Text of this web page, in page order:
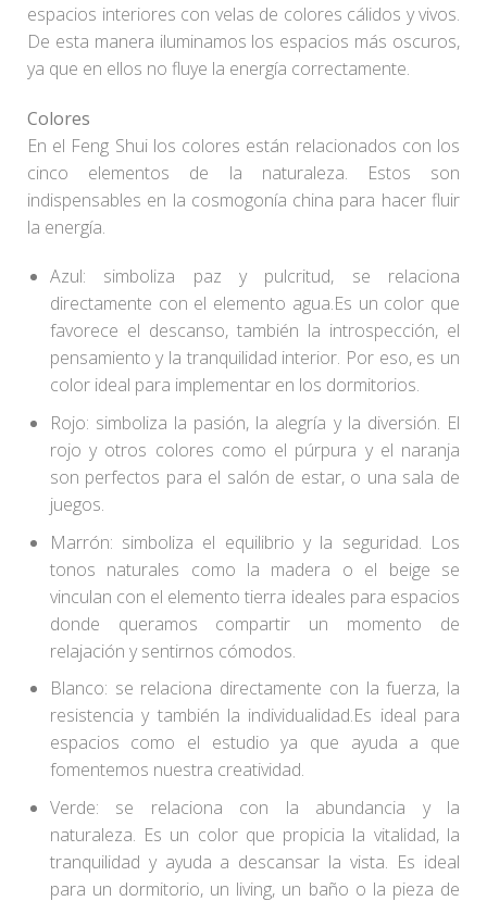
espacios interiores con velas de colores cálidos y vivos.
De esta manera iluminamos los espacios más oscuros,
ya que en ellos no fluye la energía correctamente.
Colores
En el Feng Shui los colores están relacionados con los
cinco elementos de la naturaleza. Estos son
indispensables en la cosmogonía china para hacer fluir
la energía.
Azul: simboliza paz y pulcritud, se relaciona
directamente con el elemento agua.Es un color que
favorece el descanso, también la introspección, el
pensamiento y la tranquilidad interior. Por eso, es un
color ideal para implementar en los dormitorios.
Rojo: simboliza la pasión, la alegría y la diversión. El
rojo y otros colores como el púrpura y el naranja
son perfectos para el salón de estar, o una sala de
juegos.
Marrón: simboliza el equilibrio y la seguridad. Los
tonos naturales como la madera o el beige se
vinculan con el elemento tierra ideales para espacios
donde queramos compartir un momento de
relajación y sentirnos cómodos.
Blanco: se relaciona directamente con la fuerza, la
resistencia y también la individualidad.Es ideal para
espacios como el estudio ya que ayuda a que
fomentemos nuestra creatividad.
Verde: se relaciona con la abundancia y la
naturaleza. Es un color que propicia la vitalidad, la
tranquilidad y ayuda a descansar la vista. Es ideal
para un dormitorio, un living, un baño o la pieza de